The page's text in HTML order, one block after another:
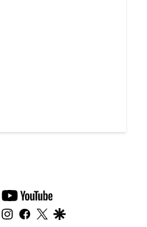
youtube-
footer
instagram
facebook
twitter